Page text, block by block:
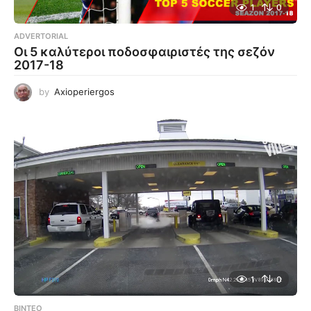
1 0
ADVERTORIAL
Οι 5 καλύτεροι ποδοσφαιριστές της σεζόν
2017-18
by Axioperiergos
1 0
ΒΊΝΤΕΟ